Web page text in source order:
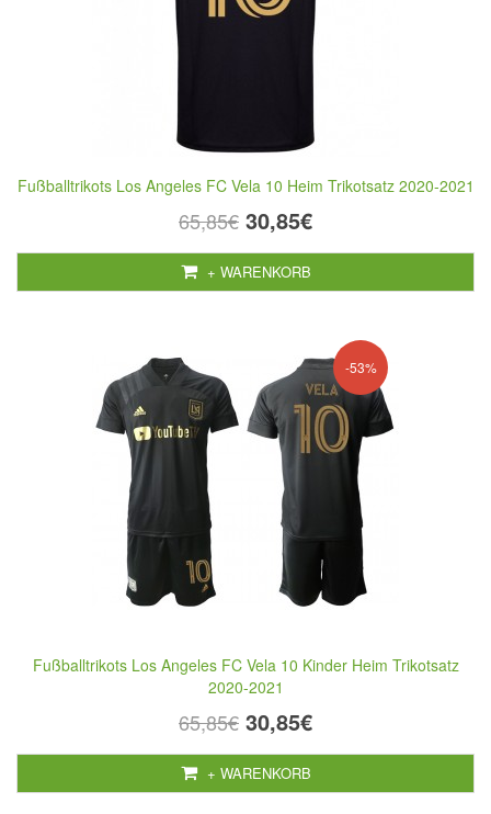
Fußballtrikots Los Angeles FC Vela 10 Heim Trikotsatz 2020-2021
65,85€ 30,85€
+ WARENKORB
-53%
Fußballtrikots Los Angeles FC Vela 10 Kinder Heim Trikotsatz
2020-2021
65,85€ 30,85€
+ WARENKORB